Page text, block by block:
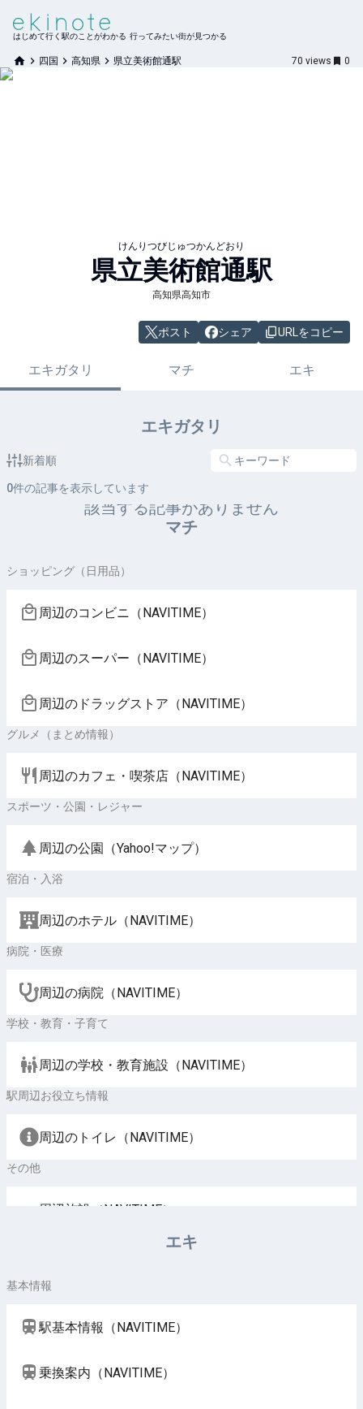
はじめて行く駅のことがわかる 行ってみたい街が見つかる
四国 高知県 県立美術館通駅 70 views 0
けんりつびじゅつかんどおり
県立美術館通駅
高知県高知市
ポスト シェア URLをコピー
エキガタリ マチ エキ
エキガタリ
新着順
0件の記事を表示しています
該当する記事がありません
マチ
ショッピング（日用品）
周辺のコンビニ（NAVITIME）
周辺のスーパー（NAVITIME）
周辺のドラッグストア（NAVITIME）
グルメ（まとめ情報）
周辺のカフェ・喫茶店（NAVITIME）
スポーツ・公園・レジャー
周辺の公園（Yahoo!マップ）
宿泊・入浴
周辺のホテル（NAVITIME）
病院・医療
周辺の病院（NAVITIME）
学校・教育・子育て
周辺の学校・教育施設（NAVITIME）
駅周辺お役立ち情報
周辺のトイレ（NAVITIME）
その他
周辺施設（NAVITIME）
エキ
基本情報
駅基本情報（NAVITIME）
乗換案内（NAVITIME）